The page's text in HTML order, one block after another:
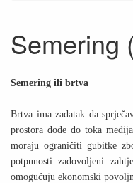
Semering
Semering ili brtva
Brtva ima zadatak da
prostora dođe do toka
moraju ograničiti gubitke
potpunosti zadovoljeni
omogućuju ekonomski